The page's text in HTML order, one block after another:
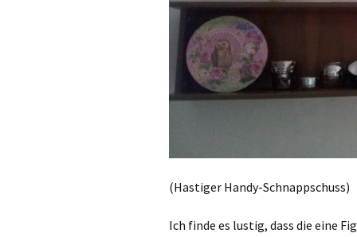
(Hastiger Handy-Schnappschuss)
Ich finde es lustig, dass die eine